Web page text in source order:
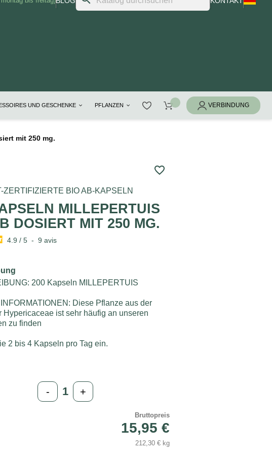
UND GESCHENKE PFLANZEN
mit 250 mg.
favorite_border
ZERTIFIZIERTE BIO AB-KAPSELN
MILLEPERTUIS
DOSIERT MIT 250 MG.
4.9 / 5 - 9avis
200 Kapseln MILLEPERTUIS
Diese Pflanze aus der
Hypericaceae ist sehr häufig an unseren
zu finden
2 bis 4 Kapseln pro Tag ein.
- +
Bruttopreis
15,95 €
212,30 € kg